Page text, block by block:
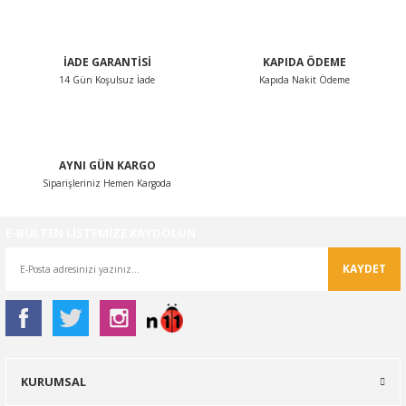
İADE GARANTİSİ
14 Gün Koşulsuz İade
KAPIDA ÖDEME
Kapıda Nakit Ödeme
AYNI GÜN KARGO
Siparişleriniz Hemen Kargoda
KAYDET
KURUMSAL